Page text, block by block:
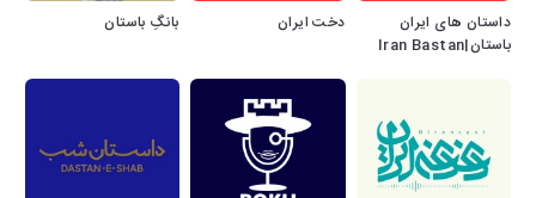
داستان های ایران
باستان|Iran Bastan
دخت ایران بانگِ باستان